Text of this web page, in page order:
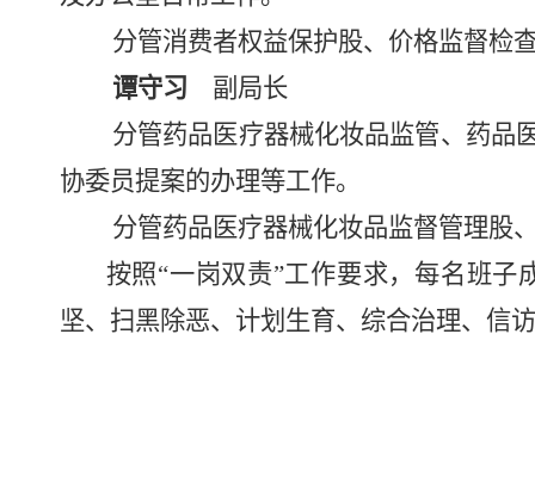
分管消费者权益保护股、价格监督检
谭守习 副局长
分管药品医疗器械化妆品监管、药品
协委员提案的办理等工作。
分管药品医疗器械化妆品监督管理股
按照“一岗双责”工作要求，每名班
坚、扫黑除恶、计划生育、综合治理、信